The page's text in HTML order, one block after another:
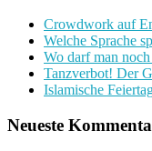
Crowdwork auf
Welche Sprache
Wo darf man noch
Tanzverbot! Der
Islamische
Neueste